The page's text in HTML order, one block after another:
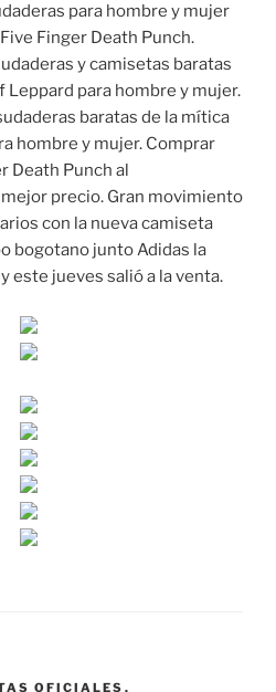
para hombre y mujer
Finger Death Punch.
y camisetas baratas
Leppard para hombre y mujer.
baratas de la mítica
hombre y mujer. Comprar
Death Punch al
mejor precio. Gran movimiento
con la nueva camiseta
bogotano junto Adidas la
este jueves salió a la venta.
OFICIALES ,